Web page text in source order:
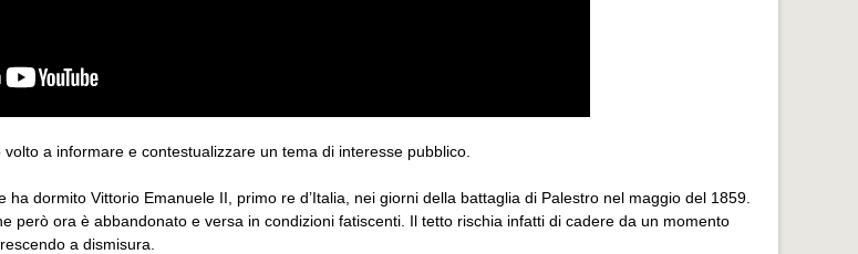
a informare e contestualizzare un tema di interesse pubblico.
ha dormito Vittorio Emanuele II, primo re d’Italia, nei giorni della battaglia di Palestro nel maggio del 1859.
però ora è abbandonato e versa in condizioni fatiscenti. Il tetto rischia infatti di cadere da un momento
a dismisura.